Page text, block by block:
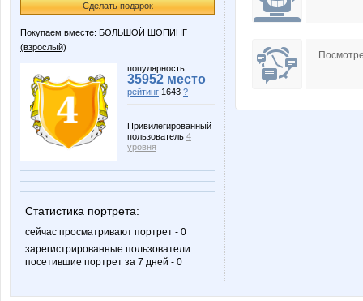
Сделать подарок
Покупаем вместе: БОЛЬШОЙ ШОПИНГ
(взрослый)
популярность:
35952 место
рейтинг 1643 ?
Привилегированный
пользователь 4
уровня
Статистика портрета:
сейчас просматривают портрет - 0
зарегистрированные пользователи
посетившие портрет за 7 дней - 0
ika